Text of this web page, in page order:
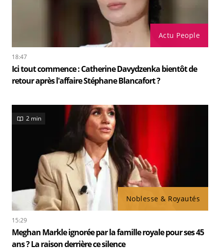
Actu People
18:47
Ici tout commence : Catherine Davydzenka bientôt de
retour après l'affaire Stéphane Blancafort ?
Noblesse & Royautés
2 min
15:29
Meghan Markle ignorée par la famille royale pour ses 45
ans ? La raison derrière ce silence